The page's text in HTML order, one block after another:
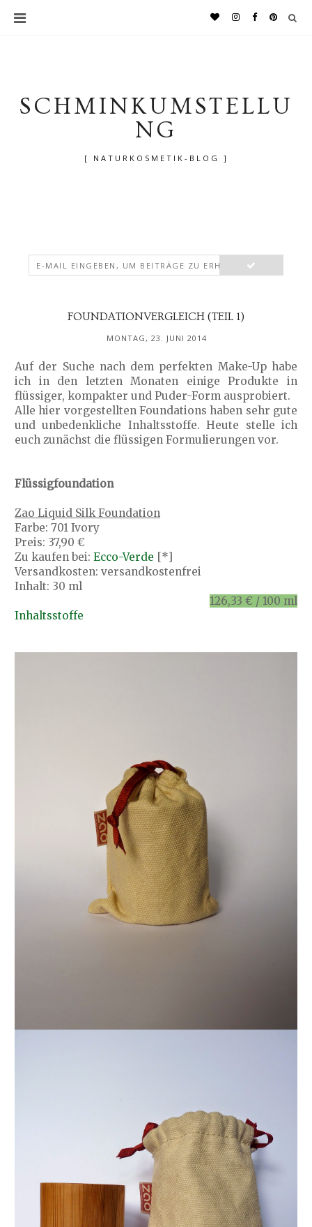
SCHMINKUMSTELLU
NG
[ NATURKOSMETIK-BLOG ]
FOUNDATIONVERGLEICH (TEIL 1)
MONTAG, 23. JUNI 2014
Auf der Suche nach dem perfekten Make-Up habe
ich in den letzten Monaten einige Produkte in
flüssiger, kompakter und Puder-Form ausprobiert.
Alle hier vorgestellten Foundations haben sehr gute
und unbedenkliche Inhaltsstoffe. Heute stelle ich
euch zunächst die flüssigen Formulierungen vor.
Flüssigfoundation
Zao Liquid Silk Foundation
Farbe: 701 Ivory
Preis: 37,90 €
Zu kaufen bei: Ecco-Verde [*]
Versandkosten: versandkostenfrei
Inhalt: 30 ml
126,33 € / 100 ml
Inhaltsstoffe